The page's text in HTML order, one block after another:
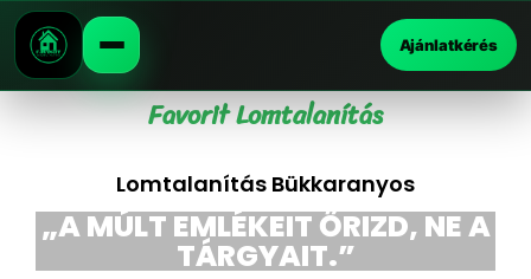
Ajánlatkérés
Favorit Lomtalanítás
Lomtalanítás Bükkaranyos
„A MÚLT EMLÉKEIT ŐRIZD, NE A
TÁRGYAIT.”